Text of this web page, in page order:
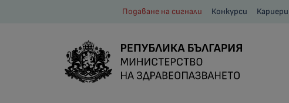
Подаване на сигнали Конкурси Кариери